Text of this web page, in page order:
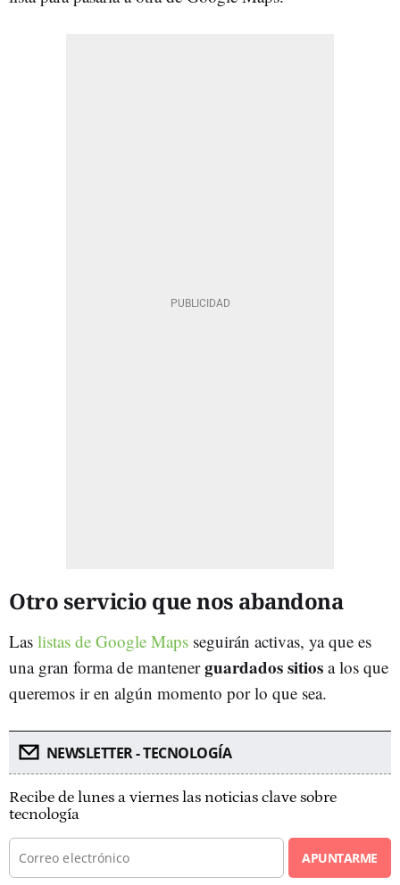
Otro servicio que nos abandona
Las listas de Google Maps seguirán activas, ya que es
una gran forma de mantenerguardados sitios a los que
queremos ir en algún momento por lo que sea.
NEWSLETTER - TECNOLOGÍA
Recibe de lunes a viernes las noticias clave sobre
tecnología
APUNTARME